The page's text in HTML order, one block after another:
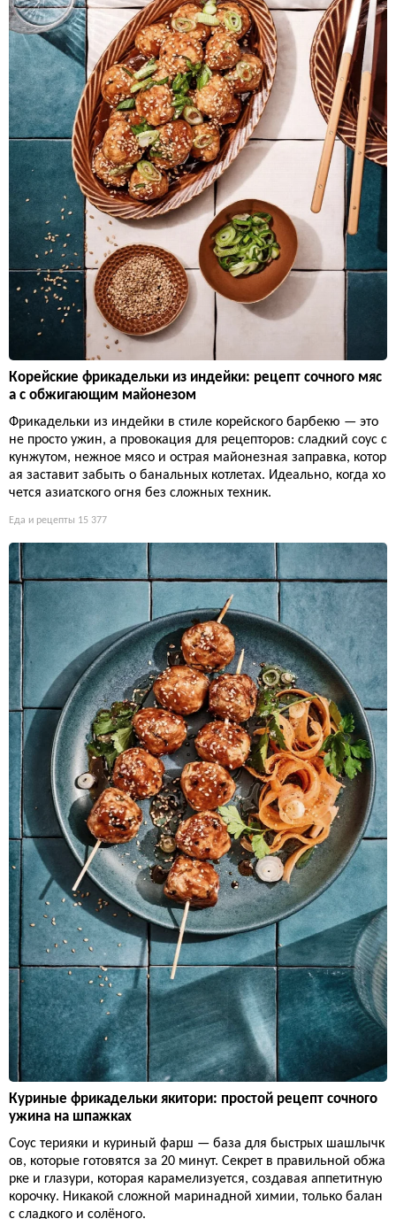
Корейские фрикадельки из индейки: рецепт сочного мяс
а с обжигающим майонезом
Фрикадельки из индейки в стиле корейского барбекю — это
не просто ужин, а провокация для рецепторов: сладкий соус с
кунжутом, нежное мясо и острая майонезная заправка, котор
ая заставит забыть о банальных котлетах. Идеально, когда хо
чется азиатского огня без сложных техник.
Еда и рецепты 15 377
Куриные фрикадельки якитори: простой рецепт сочного
ужина на шпажках
Соус терияки и куриный фарш — база для быстрых шашлычк
ов, которые готовятся за 20 минут. Секрет в правильной обжа
рке и глазури, которая карамелизуется, создавая аппетитную
корочку. Никакой сложной маринадной химии, только балан
с сладкого и солёного.